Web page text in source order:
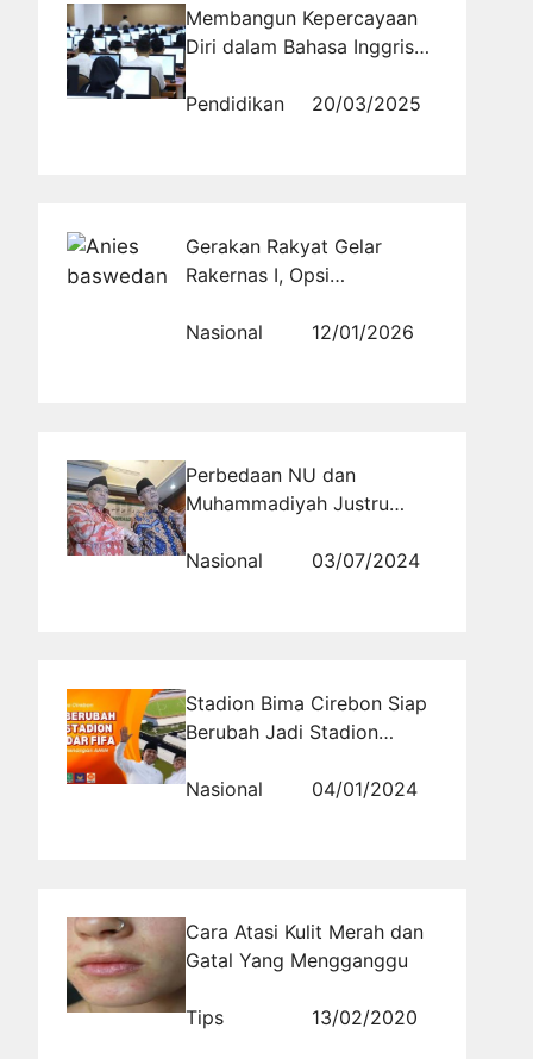
Membangun Kepercayaan
Diri dalam Bahasa Inggris
Pendidikan
20/03/2025
Gerakan Rakyat Gelar
Rakernas I, Opsi
Politik Menguat
Nasional 12/01/2026
Perbedaan NU dan
Muhammadiyah Justru
Bangsa
Nasional 03/07/2024
Stadion Bima Cirebon Siap
Berubah Jadi Stadion
Kemenangan AMIN
Nasional 04/01/2024
Cara Atasi Kulit Merah dan
Gatal Yang Mengganggu
Tips 13/02/2020